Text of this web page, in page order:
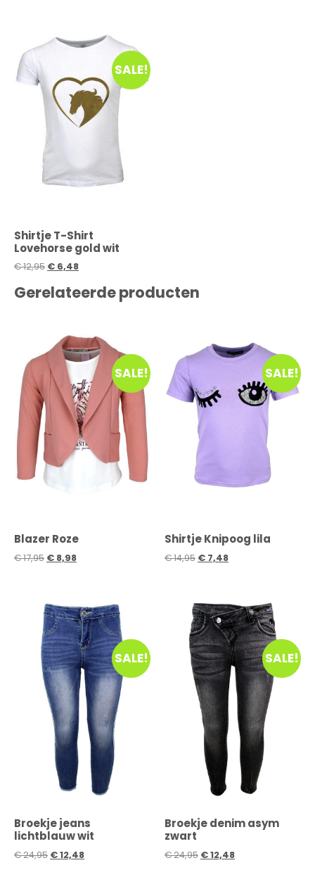
SALE!
Shirtje T-Shirt
Lovehorse gold wit
€12,95 € 6,48
Gerelateerde producten
SALE!
Blazer Roze
€17,95 € 8,98
SALE!
Shirtje Knipoog lila
€14,95 € 7,48
SALE!
Broekje jeans
lichtblauw wit
€24,95 €12,48
SALE!
Broekje denim asym
zwart
€24,95 €12,48